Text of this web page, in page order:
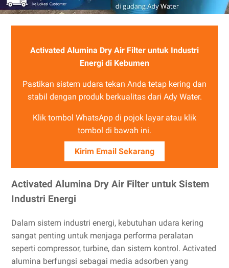
Activated Alumina Dry Air Filter untuk Industri
Energi di Kebumen
Pastikan sistem udara tekan Anda tetap kering dan
stabil dengan produk berkualitas dari Ady Water.
Klik tombol WhatsApp di pojok layar atau klik
tombol di bawah ini.
Kirim Email Sekarang
Activated Alumina Dry Air Filter untuk Sistem
Industri Energi
Dalam sistem industri energi, kebutuhan udara kering
sangat penting untuk menjaga performa peralatan
seperti compressor, turbine, dan sistem kontrol. Activated
alumina berfungsi sebagai media adsorben yang